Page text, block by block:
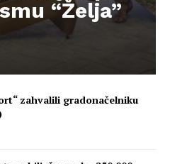
“Želja”
zahvalili gradonačelniku